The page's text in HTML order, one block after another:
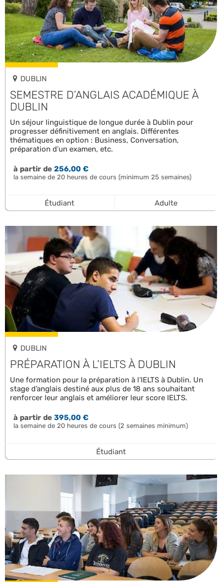
DUBLIN
SEMESTRE D’ANGLAIS ACADÉMIQUE À
DUBLIN
Un séjour linguistique de longue durée à Dublin pour
progresser définitivement en anglais. Différentes
thématiques en option : Business, Conversation,
préparation d’un examen, etc.
à partir de256,00 €
la semaine de 20 heures de cours (minimum 25 semaines)
Étudiant Adulte
DUBLIN
PRÉPARATION À L’IELTS À DUBLIN
Une formation pour la préparation à l’IELTS à Dublin. Un
stage d’anglais destiné aux plus de 18 ans souhaitant
renforcer leur anglais et améliorer leur score IELTS.
à partir de395,00 €
la semaine de 20 heures de cours (2 semaines minimum)
Étudiant